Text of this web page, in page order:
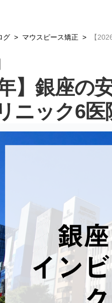
グ マウスピース矯正 【
年】銀座の
ニック6